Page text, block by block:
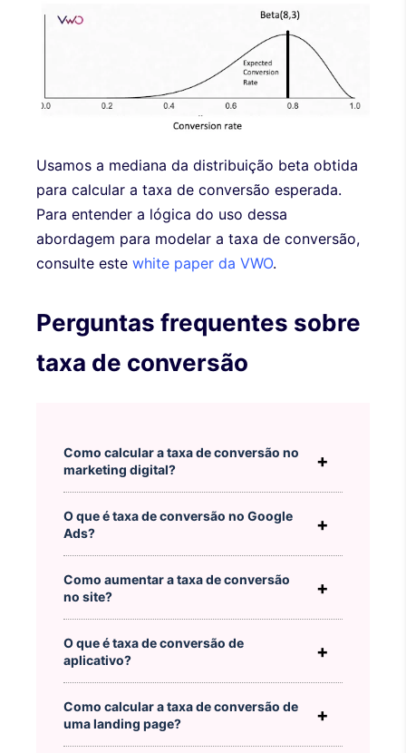
Usamos a mediana da distribuição beta obtida
para calcular a taxa de conversão esperada.
Para entender a lógica do uso dessa
abordagem para modelar a taxa de conversão,
consulte este white paper da VWO.
Perguntas frequentes sobre
taxa de conversão
Como calcular a taxa de conversão no
marketing digital?
O que é taxa de conversão no Google
Ads?
Como aumentar a taxa de conversão
no site?
O que é taxa de conversão de
aplicativo?
Como calcular a taxa de conversão de
uma landing page?